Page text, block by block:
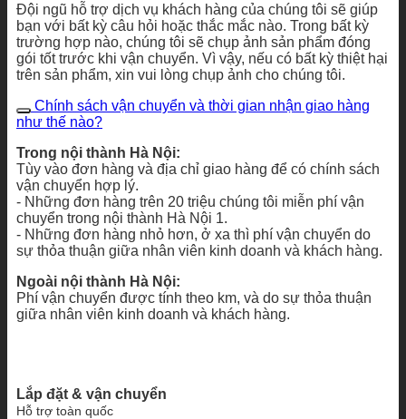
Đội ngũ hỗ trợ dịch vụ khách hàng của chúng tôi sẽ giúp
bạn với bất kỳ câu hỏi hoặc thắc mắc nào. Trong bất kỳ
trường hợp nào, chúng tôi sẽ chụp ảnh sản phẩm đóng
gói tốt trước khi vận chuyển. Vì vậy, nếu có bất kỳ thiệt hại
trên sản phẩm, xin vui lòng chụp ảnh cho chúng tôi.
Chính sách vận chuyển và thời gian nhận giao hàng
như thế nào?
Trong nội thành Hà Nội:
Tùy vào đơn hàng và địa chỉ giao hàng để có chính sách
vận chuyển hợp lý.
- Những đơn hàng trên 20 triệu chúng tôi miễn phí vận
chuyển trong nội thành Hà Nội 1.
- Những đơn hàng nhỏ hơn, ở xa thì phí vận chuyển do
sự thỏa thuận giữa nhân viên kinh doanh và khách hàng.
Ngoài nội thành Hà Nội:
Phí vận chuyển được tính theo km, và do sự thỏa thuận
giữa nhân viên kinh doanh và khách hàng.
Lắp đặt & vận chuyển
Hỗ trợ toàn quốc